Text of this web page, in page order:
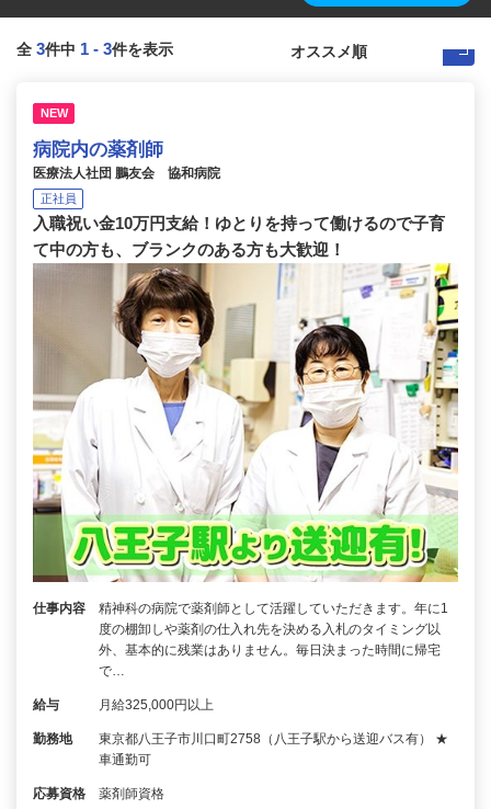
全 3件中 1 - 3件を表示
NEW
病院内の薬剤師
医療法人社団 鵬友会 協和病院
正社員
入職祝い金10万円支給！ゆとりを持って働けるので子育
て中の方も、ブランクのある方も大歓迎！
仕事内容
精神科の病院で薬剤師として活躍していただきます。年に1
度の棚卸しや薬剤の仕入れ先を決める入札のタイミング以
外、基本的に残業はありません。毎日決まった時間に帰宅
で…
給与 月給325,000円以上
勤務地
東京都八王子市川口町2758（八王子駅から送迎バス有） ★
車通勤可
応募資格 薬剤師資格